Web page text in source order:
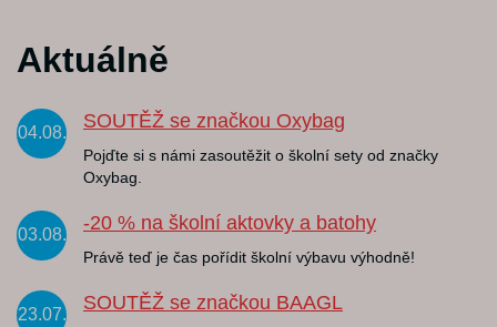
Aktuálně
04.08.
SOUTĚŽ se značkou Oxybag
Pojďte si s námi zasoutěžit o školní sety od značky
Oxybag.
03.08.
-20 % na školní aktovky a batohy
Právě teď je čas pořídit školní výbavu výhodně!
23.07.
SOUTĚŽ se značkou BAAGL